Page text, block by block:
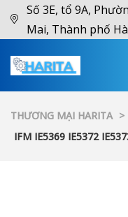
Số 3E, tổ 9A,
Mai, Thành phố
THƯƠNG MẠI HARITA >
IFM IE5369 IE5372